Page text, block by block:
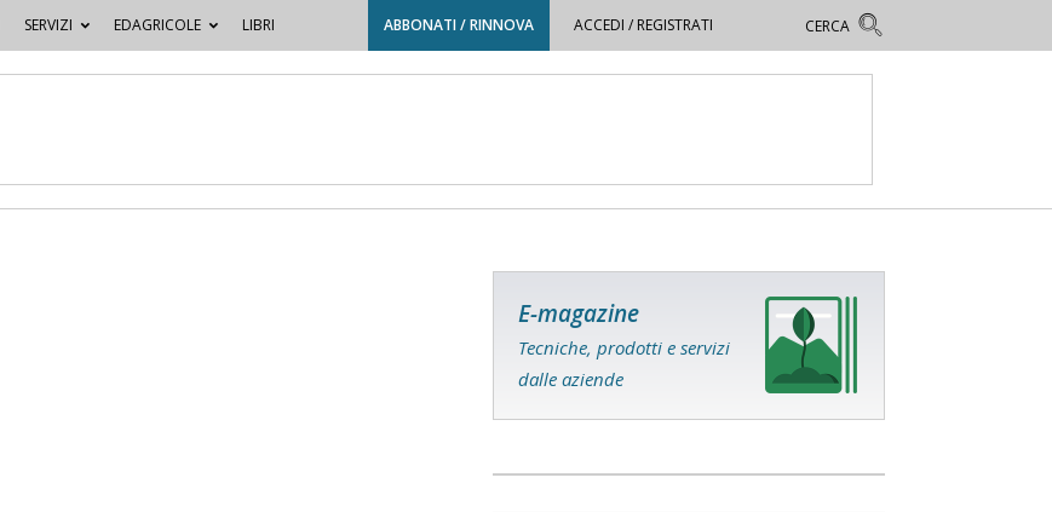
SERVIZI EDAGRICOLE LIBRI ABBONATI / RINNOVA ACCEDI / REGISTRATI
E-magazine
Tecniche, prodotti e servizi
dalle aziende